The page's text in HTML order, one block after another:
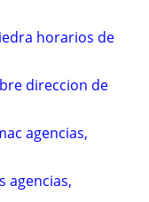
horarios de
direccion de
agencias,
agencias,